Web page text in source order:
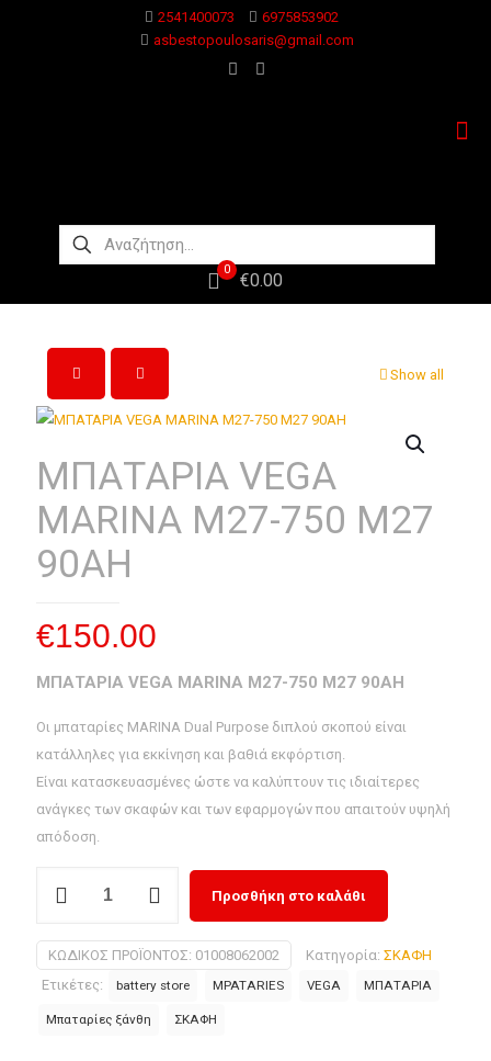
2541400073
6975853902
asbestopoulosaris@gmail.com
0
€0.00
Show all
ΜΠΑΤΑΡΙΑ VEGA
MARINA M27-750 M27
90AH
€150.00
ΜΠΑΤΑΡΙΑ VEGA MARINA M27-750 M27 90AH
Οι μπαταρίες MARINA Dual Purpose διπλού σκοπού είναι
κατάλληλες για εκκίνηση και βαθιά εκφόρτιση.
Είναι κατασκευασμένες ώστε να καλύπτουν τις ιδιαίτερες
ανάγκες των σκαφών και των εφαρμογών που απαιτούν υψηλή
απόδοση.
VEGA
M27-
750
M27
Προσθήκη στο καλάθι
ΚΩΔΙΚΌΣ ΠΡΟΪΌΝΤΟΣ: 01008062002 Κατηγορία: ΣΚΑΦΗ
Ετικέτες:
battery store MPATARIES VEGA ΜΠΑΤΑΡΙΑ
Μπαταρίες ξάνθη ΣΚΑΦΗ